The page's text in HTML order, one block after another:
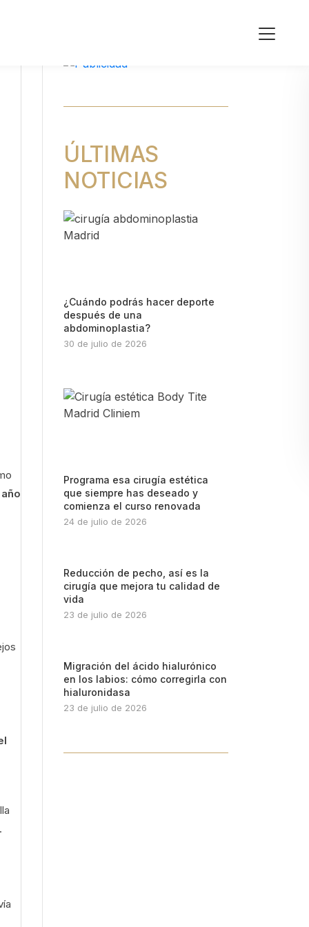
ÚLTIMAS
NOTICIAS
¿Cuándo podrás hacer deporte
después de una
abdominoplastia?
30 de julio de 2026
Programa esa cirugía estética
que siempre has deseado y
comienza el curso renovada
24 de julio de 2026
Reducción de pecho, así es la
cirugía que mejora tu calidad de
vida
23 de julio de 2026
Migración del ácido hialurónico
en los labios: cómo corregirla con
hialuronidasa
23 de julio de 2026